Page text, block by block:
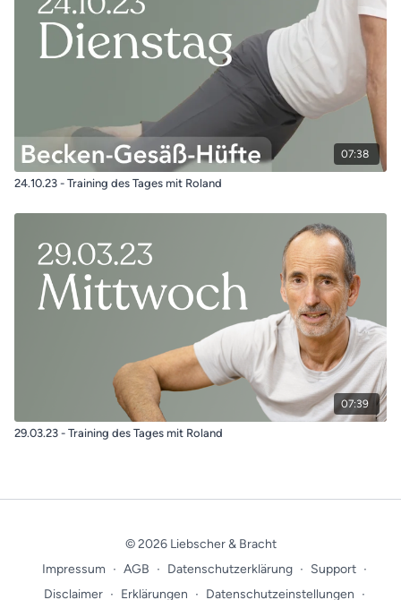
07:38
24.10.23 - Training des Tages mit Roland
07:39
29.03.23 - Training des Tages mit Roland
© 2026 Liebscher & Bracht
Impressum ∙ AGB ∙ Datenschutzerklärung ∙ Support ∙
Disclaimer ∙ Erklärungen ∙ Datenschutzeinstellungen ∙